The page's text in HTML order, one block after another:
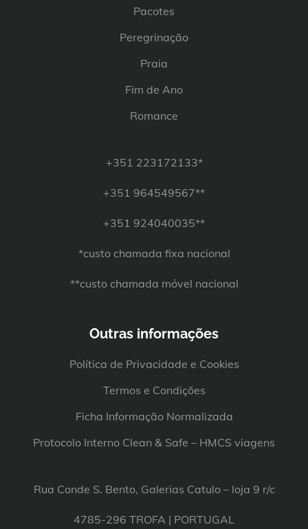
Pacotes
Peregrinação
Praia
Fim de Ano
Romance
+351 223172133*
+351 964549567**
+351 924040035**
*custo chamada fixa nacional
**custo chamada móvel nacional
Outras informações
Política de Privacidade e Cookies
Termos e Condições
Ficha Informação Normalizada
Protocolo Interno Clean & Safe – HMCS viagens
Rua Conde S. Bento, Galerias Catulo – loja 9 r/c
4785-296 TROFA | PORTUGAL